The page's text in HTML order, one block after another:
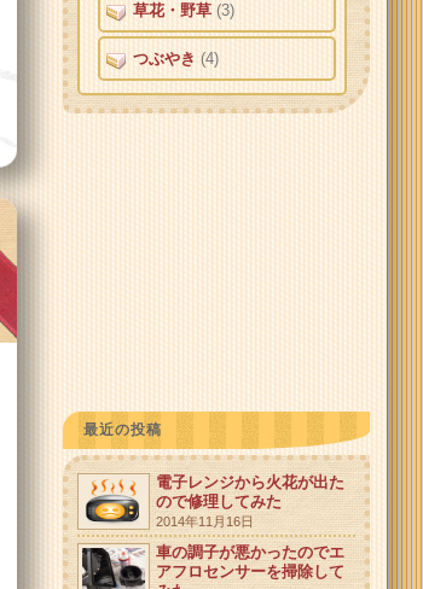
草花・野草(3)
つぶやき (4)
最近の投稿
電子レンジから火花が出た
ので修理してみた
2014年11月16日
車の調子が悪かったのでエ
アフロセンサーを掃除して